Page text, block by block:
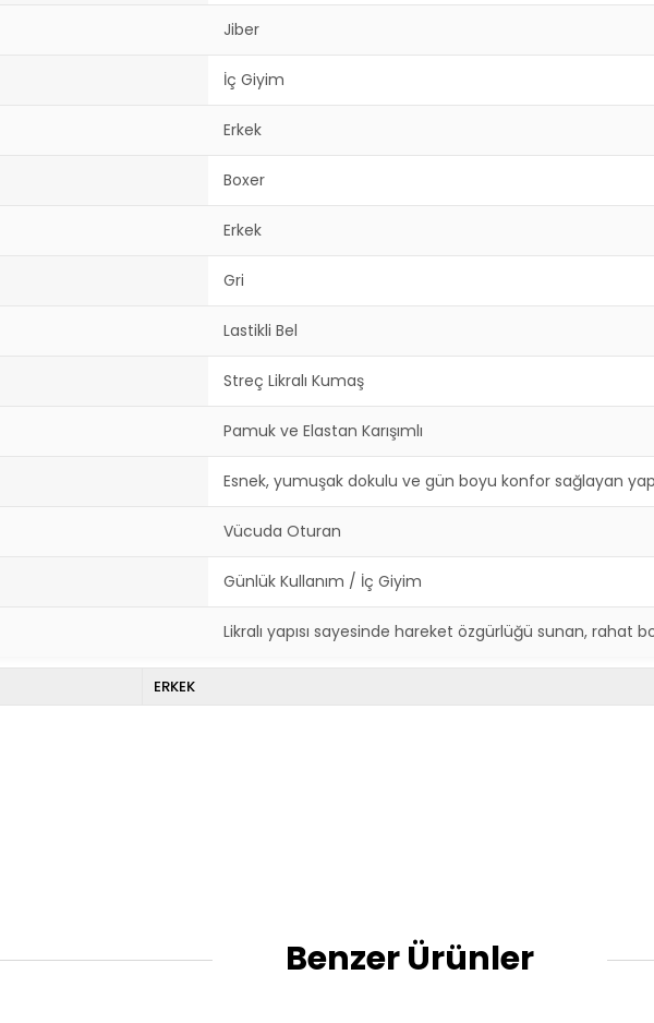
Jiber
İç Giyim
Erkek
Boxer
Erkek
Gri
Lastikli Bel
Streç Likralı Kumaş
Pamuk ve Elastan Karışımlı
Esnek, yumuşak dokulu ve gün boyu konfor sağlayan
Vücuda Oturan
Günlük Kullanım / İç Giyim
Likralı yapısı sayesinde hareket özgürlüğü sunan, rahat
ERKEK
Benzer Ürünler